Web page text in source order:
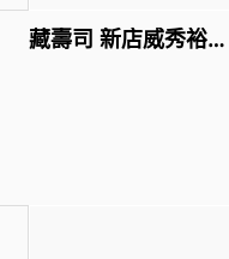
藏壽司 新店威秀裕隆店